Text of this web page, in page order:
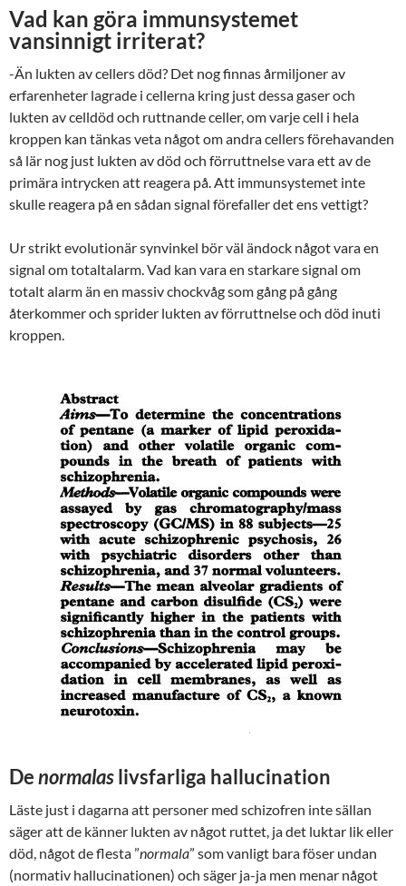
Vad kan göra immunsystemet
vansinnigt irriterat?
-Än lukten av cellers död? Det nog finnas årmiljoner av
erfarenheter lagrade i cellerna kring just dessa gaser och
lukten av celldöd och ruttnande celler, om varje cell i hela
kroppen kan tänkas veta något om andra cellers förehavanden
så lär nog just lukten av död och förruttnelse vara ett av de
primära intrycken att reagera på. Att immunsystemet inte
skulle reagera på en sådan signal förefaller det ens vettigt?
Ur strikt evolutionär synvinkel bör väl ändock något vara en
signal om totaltalarm. Vad kan vara en starkare signal om
totalt alarm än en massiv chockvåg som gång på gång
återkommer och sprider lukten av förruttnelse och död inuti
kroppen.
Denormalaslivsfarliga hallucination
Läste just i dagarna att personer med schizofren inte sällan
säger att de känner lukten av något ruttet, ja det luktar lik eller
död, något de flesta ”normala” som vanligt bara föser undan
(normativ hallucinationen) och säger ja-ja men menar något